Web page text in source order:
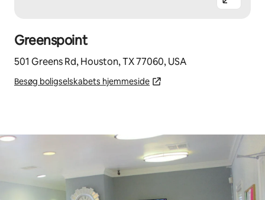
Greenspoint
501 Greens Rd, Houston, TX 77060, USA
Besøg boligselskabets hjemmeside